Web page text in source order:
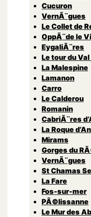
Cucuron
VernÃ¨gues
Le Collet de
OppÃ¨de le
EygaliÃ¨res
Le tour du
La Malespine
Lamanon
Carro
Le Calderou
Romanin
CabriÃ¨res
La Roque
Mirams
Gorges du
VernÃ¨gues
St Chamas
La Fare
Fos-sur-mer
PÃ©lissanne
Le Mur des